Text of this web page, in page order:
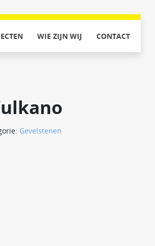
WIE ZIJN WIJ CONTACT
Gevelstenen